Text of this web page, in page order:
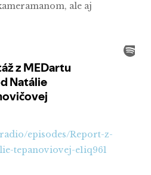
ale aj
episodes/Report-z-
tepanoviovej-e1iq961